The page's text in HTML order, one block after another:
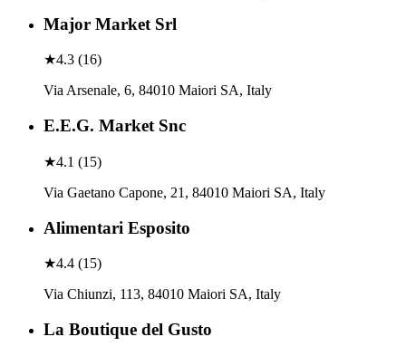
Major Market Srl
★4.3 (16)
Via Arsenale, 6, 84010 Maiori SA, Italy
E.E.G. Market Snc
★4.1 (15)
Via Gaetano Capone, 21, 84010 Maiori SA, Italy
Alimentari Esposito
★4.4 (15)
Via Chiunzi, 113, 84010 Maiori SA, Italy
La Boutique del Gusto